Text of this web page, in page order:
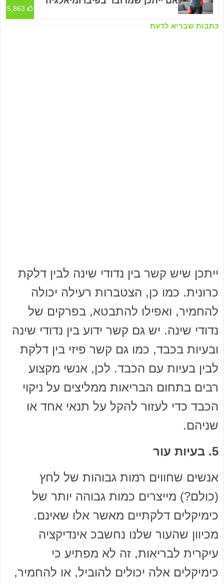
כתבות שבריא לדעת
5,863
ייתכן שיש קשר בין נדודי שינה לבין דלקת
כרונית. כמו כן, הצטברות רעילה יכולה
להחמיר, ואפילו להתבטא, בפרקים של
נדודי שינה. יש גם קשר ידוע בין נדודי שינה
ובעיות בכבד, כמו גם קשר פיזי בין דלקת
לבין בעיות עם הכבד. לכן, אנשי מקצוע
רבים בתחום הבריאות ממליצים על ניקוי
הכבד כדי לעזור להקל על תנאי אחד או
שניהם.
5. בעיות עור
אנשים שחווים רמות גבוהות של לחץ
(כולם?) מייצרים כמות גבוהה יותר של
כימיקלים דלקתיים מאשר אלו שאינם.
מכיוון שהעור שלנו נחשבכ אינדיקציה
עיקרית לבריאות, זה לא מפתיע כי
כימיקלים אלה יכולים להוביל, או להחמיר,